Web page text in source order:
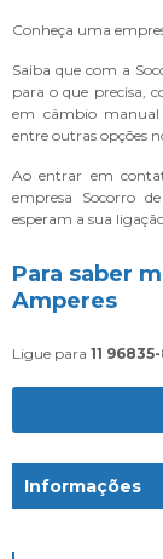
Conheça uma
Saiba que com a
para o que precisa,
em câmbio
entre outras opções
Ao entrar em
empresa Socorro
esperam a sua
Para saber
Amperes
Ligue para 11
Informações